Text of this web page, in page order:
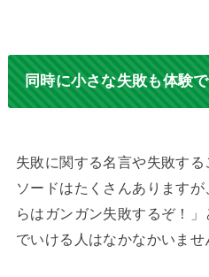
同時に小さな失敗も体験
失敗に関する名言や失敗す
ソードはたくさんあります
らはガンガン失敗するぞ！
でいける人はなかなかいませ